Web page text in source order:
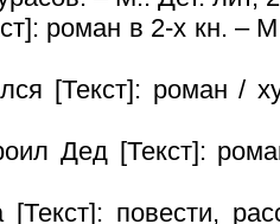
роман в 2-х кн. –
[Текст]: роман /
Дед [Текст]:
повести,